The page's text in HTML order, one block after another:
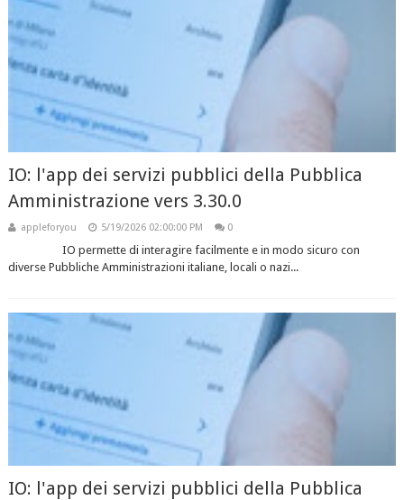
IO: l'app dei servizi pubblici della Pubblica
Amministrazione vers 3.30.0
appleforyou 5/19/2026 02:00:00 PM 0
IO permette di interagire facilmente e in modo sicuro con
diverse Pubbliche Amministrazioni italiane, locali o nazi...
IO: l'app dei servizi pubblici della Pubblica